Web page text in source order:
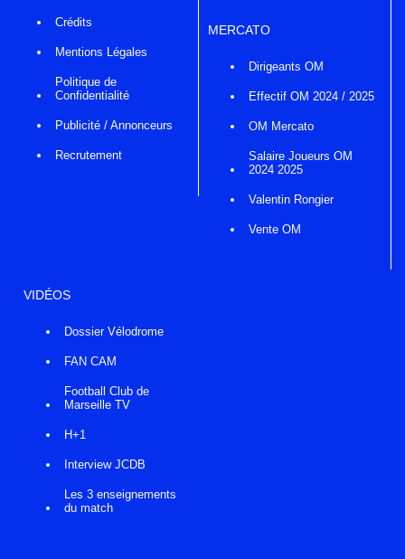
Crédits
Mentions Légales
Politique de
Confidentialité
Publicité / Annonceurs
Recrutement
MERCATO
Dirigeants OM
Effectif OM 2024 / 2025
OM Mercato
Salaire Joueurs OM
2024 2025
Valentin Rongier
Vente OM
VIDÉOS
Dossier Vélodrome
FAN CAM
Football Club de
Marseille TV
H+1
Interview JCDB
Les 3 enseignements
du match